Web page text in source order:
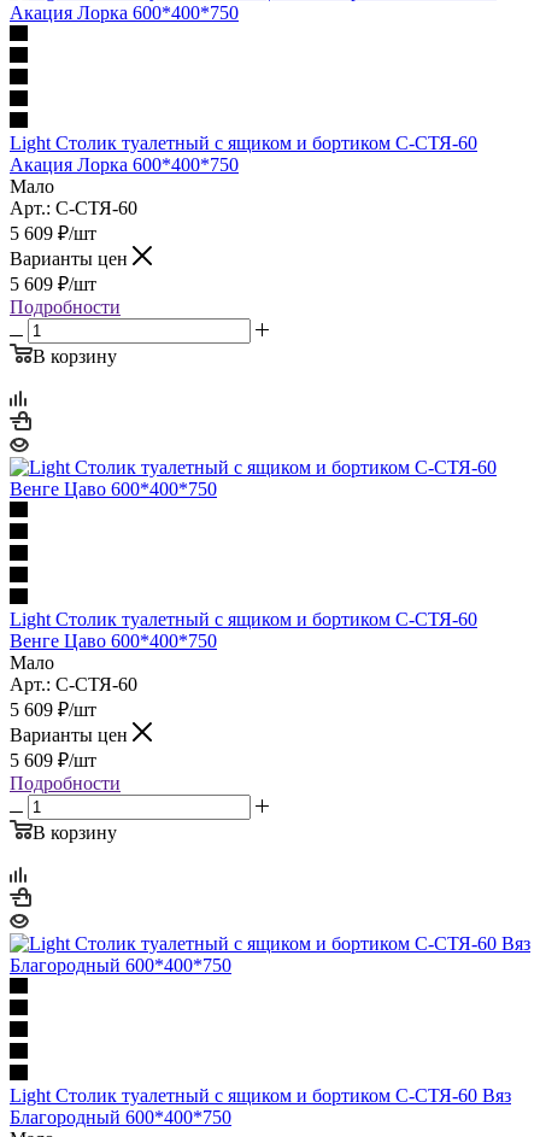
Light Столик туалетный с ящиком и бортиком С-СТЯ-60
Акация Лорка 600*400*750
Мало
Арт.: С-СТЯ-60
5 609 ₽/шт
Варианты цен
5 609 ₽/шт
Подробности
В корзину
Light Столик туалетный с ящиком и бортиком С-СТЯ-60
Венге Цаво 600*400*750
Мало
Арт.: С-СТЯ-60
5 609 ₽/шт
Варианты цен
5 609 ₽/шт
Подробности
В корзину
Light Столик туалетный с ящиком и бортиком С-СТЯ-60 Вяз
Благородный 600*400*750